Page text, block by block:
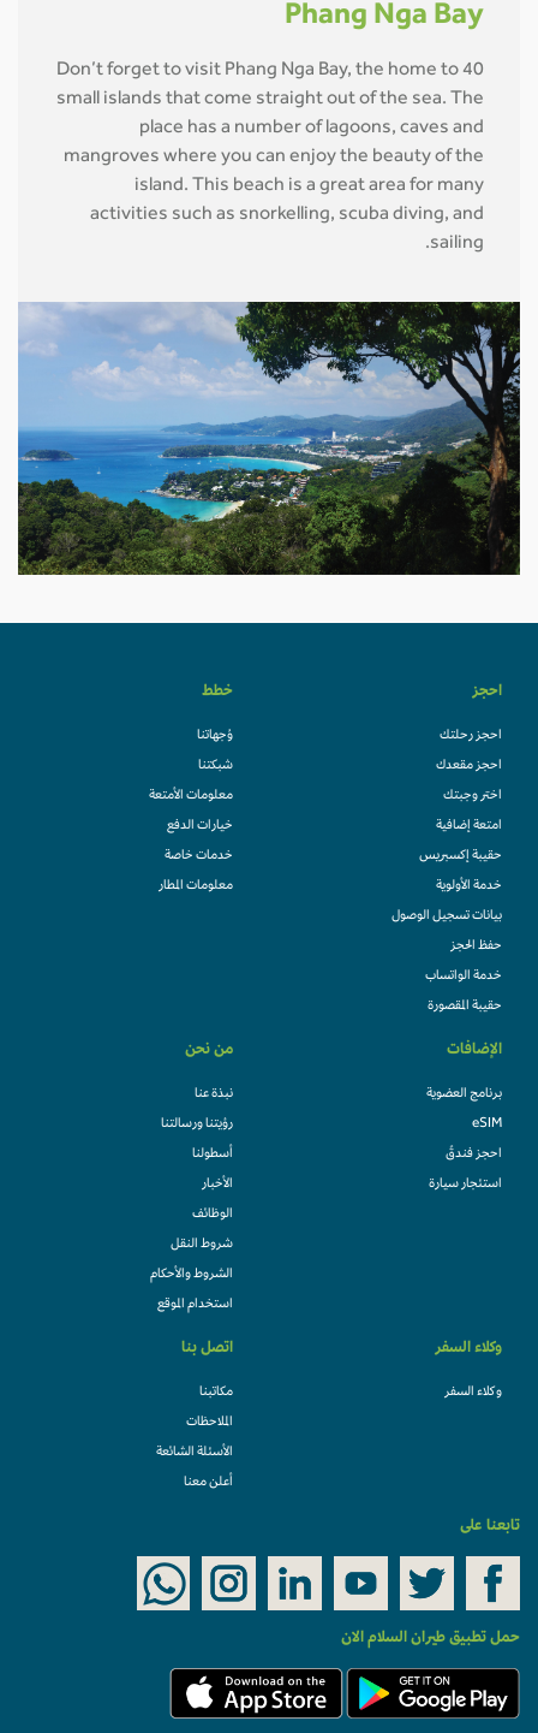
Phang Nga Bay
Don’t forget to visit Phang Nga Bay, the home to 40
small islands that come straight out of the sea. The
place has a number of lagoons, caves and
mangroves where you can enjoy the beauty of the
island. This beach is a great area for many
activities such as snorkelling, scuba diving, and
sailing.
احجز
احجز رحلتك
احجز مقعدك
اختر وجبتك
امتعة إضافية
حقيبة إكسبريس
خدمة الأولوية
بيانات تسجيل الوصول
حفظ الحجز
خدمة الواتساب
حقيبة المقصورة
خطط
وُجهاتنا
شبكتنا
معلومات الأمتعة
خيارات الدفع
خدمات خاصة
معلومات المطار
الإضافات
برنامج العضوية
eSIM
احجز فندقً
استئجار سيارة
من نحن
نبذة عنا
رؤيتنا ورسالتنا
أسطولنا
الأخبار
الوظائف
شروط النقل
الشروط والأحكام
استخدام الموقع
وكلاء السفر
وكلاء السفر
اتصل بنا
مكاتبنا
الملاحظات
الأسئلة الشائعة
أعلن معنا
تابعنا على
حمل تطبيق طيران السلام الان